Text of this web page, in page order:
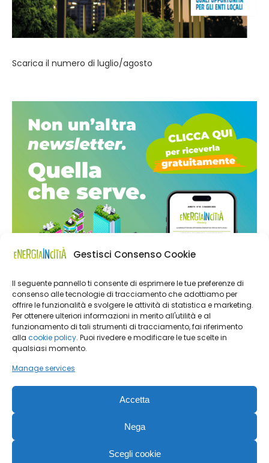
Gestisci Consenso Cookie
Il seguente pannello ti consente di esprimere le tue preferenze di
consenso alle tecnologie di tracciamento che adottiamo per
offrire le funzionalità e svolgere le attività di statistica e marketing.
Per ottenere ulteriori informazioni in merito all'utilità e al
funzionamento di tali strumenti di tracciamento, fai riferimento
alla cookie policy. Puoi rivedere e modificare le tue scelte in
qualsiasi momento.
Manage services
Accetta
Nega
Scegli cookie
Scarica il numero di luglio/agosto
Energia in Città | Editoriale Farlastrada Srl, Via Martiri della